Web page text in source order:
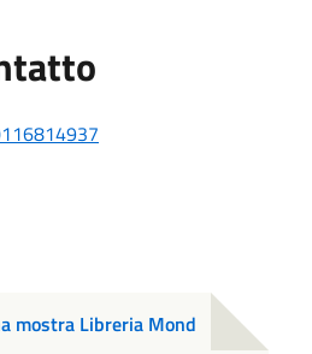
mostra Libreria Mond